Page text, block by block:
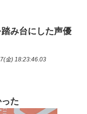
み台にした声優
金) 18:23:46.03
た